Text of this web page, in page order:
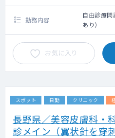
クシー利用
勤務内容
自由診療
あり）
お気に入り
スポット 日勤 クリニック
長野県／美容皮膚科・
診メイン（翼状針を穿